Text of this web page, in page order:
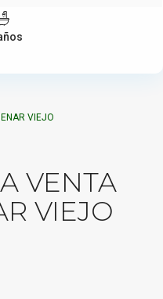
VIEJO
VENTA
VIEJO